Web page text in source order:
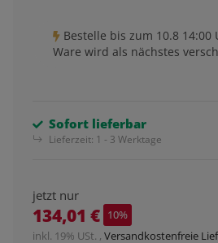
Bestelle bis zum 10.8 14:00
Ware wird als nächstes
Sofort lieferbar
Lieferzeit: 1 - 3 Werktage
jetzt nur
134,01 € 10%
inkl. 19% USt. , Versandkostenfreie